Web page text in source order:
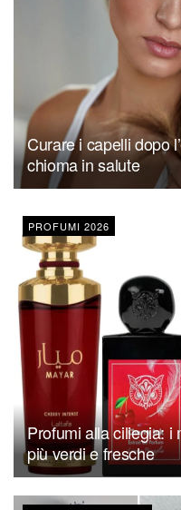
Curare i capelli dopo
chioma in salute
PROFUMI 2026
Profumi alla ciliegia: i
più verdi e fresche